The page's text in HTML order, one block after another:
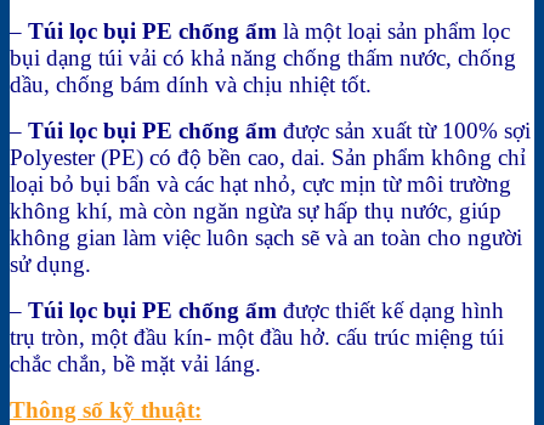
– Túi lọc bụi PE chống ẩm là một loại sản phẩm lọc
bụi dạng túi vải có khả năng chống thấm nước, chống
dầu, chống bám dính và chịu nhiệt tốt.
– Túi lọc bụi PE chống ẩm được sản xuất từ 100% sợi
Polyester (PE) có độ bền cao, dai. Sản phẩm không chỉ
loại bỏ bụi bẩn và các hạt nhỏ, cực mịn từ môi trường
không khí, mà còn ngăn ngừa sự hấp thụ nước, giúp
không gian làm việc luôn sạch sẽ và an toàn cho người
sử dụng.
– Túi lọc bụi PE chống ẩm được thiết kế dạng hình
trụ tròn, một đầu kín- một đầu hở. cấu trúc miệng túi
chắc chắn, bề mặt vải láng.
Thông số kỹ thuật: